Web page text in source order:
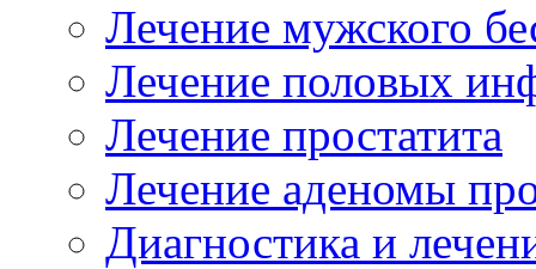
Лечение мужского
Лечение половых
Лечение простатита
Лечение аденомы
Диагностика и